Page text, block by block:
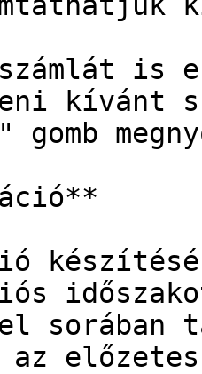
is
kívánt
sorában
az